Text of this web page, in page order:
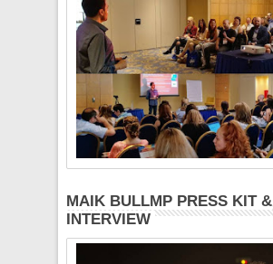
MAIK BULLMP PRESS KIT &
INTERVIEW